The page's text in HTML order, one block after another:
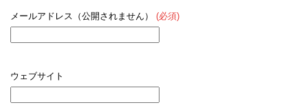
メールアドレス（公開されません） (必須)
ウェブサイト